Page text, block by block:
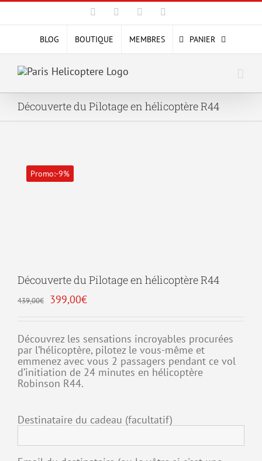
Passer
contenu
Facebook YouTube
BLOG BOUTIQUE MEMBRES PANIER
Découverte du Pilotage en hélicoptère R44
Promo:-9%
Découverte du Pilotage en hélicoptère R44
439,00€
Le
était :
439,00€.
399,00€Le
399,00€.
Découvrez les sensations incroyables procurées
par l’hélicoptère, pilotez le vous-même et
emmenez avec vous 2 passagers pendant ce vol
d’initiation de 24 minutes en hélicoptère
Robinson R44.
Destinataire du cadeau (facultatif)